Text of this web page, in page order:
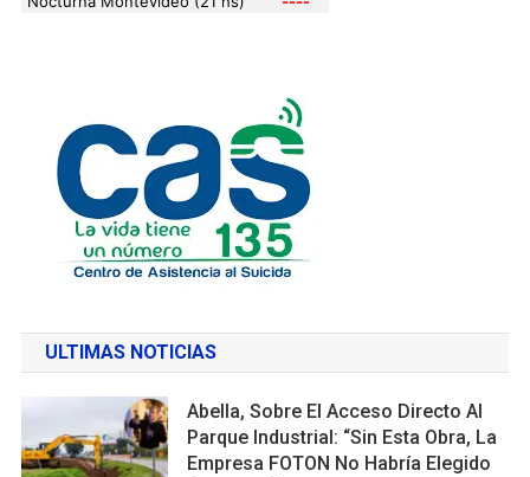
ULTIMAS NOTICIAS
Abella, Sobre El Acceso Directo Al
Parque Industrial: “Sin Esta Obra, La
Empresa FOTON No Habría Elegido